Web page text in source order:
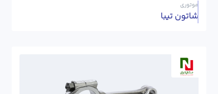
موتوری
شاتون تیبا